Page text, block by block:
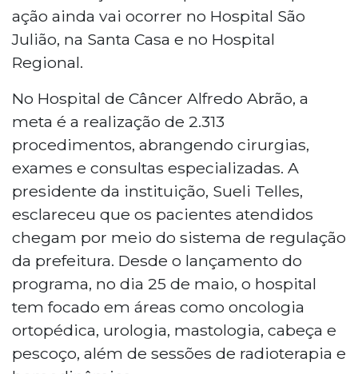
ação ainda vai ocorrer no Hospital São
Julião, na Santa Casa e no Hospital
Regional.
No Hospital de Câncer Alfredo Abrão, a
meta é a realização de 2.313
procedimentos, abrangendo cirurgias,
exames e consultas especializadas. A
presidente da instituição, Sueli Telles,
esclareceu que os pacientes atendidos
chegam por meio do sistema de regulação
da prefeitura. Desde o lançamento do
programa, no dia 25 de maio, o hospital
tem focado em áreas como oncologia
ortopédica, urologia, mastologia, cabeça e
pescoço, além de sessões de radioterapia e